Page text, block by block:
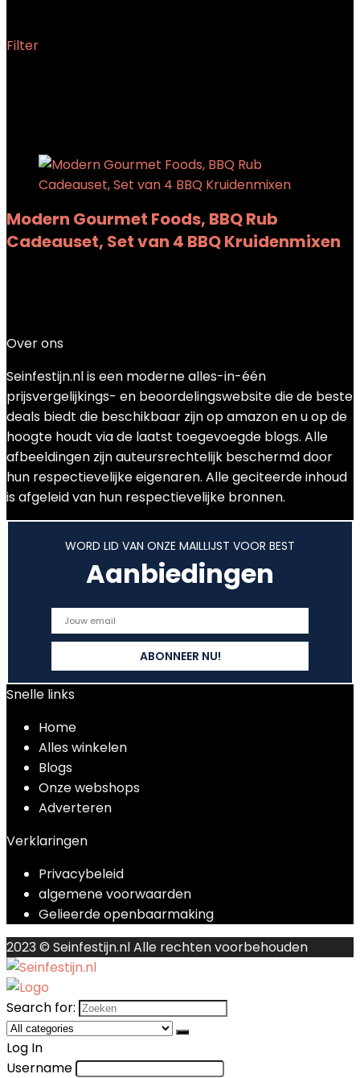
Filter
Modern Gourmet Foods, BBQ Rub
Cadeauset, Set van 4 BBQ Kruidenmixen
Over ons
Seinfestijn.nl is een moderne alles-in-één
prijsvergelijkings- en beoordelingswebsite die de beste
deals biedt die beschikbaar zijn op amazon en u op de
hoogte houdt via de laatst toegevoegde blogs. Alle
afbeeldingen zijn auteursrechtelijk beschermd door
hun respectievelijke eigenaren. Alle geciteerde inhoud
is afgeleid van hun respectievelijke bronnen.
WORD LID VAN ONZE MAILLIJST VOOR BEST
Aanbiedingen
Snelle links
Home
Alles winkelen
Blogs
Onze webshops
Adverteren
Verklaringen
Privacybeleid
algemene voorwaarden
Gelieerde openbaarmaking
2023 © Seinfestijn.nl Alle rechten voorbehouden
Search for:
Log In
Username